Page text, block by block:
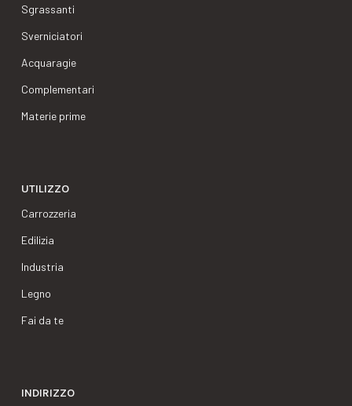
Sgrassanti
Sverniciatori
Acquaragie
Complementari
Materie prime
UTILIZZO
Carrozzeria
Edilizia
Industria
Legno
Fai da te
INDIRIZZO